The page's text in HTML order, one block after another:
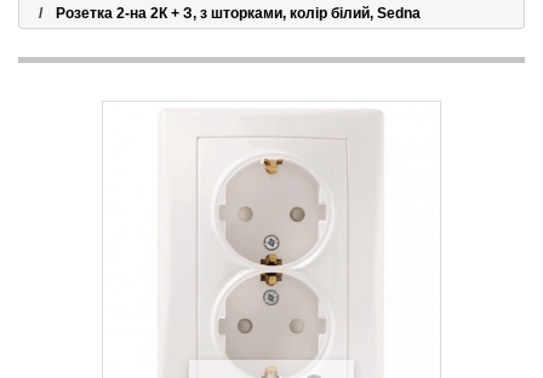
Розетка 2-на 2К + З, з шторками, колір білий, Sedna